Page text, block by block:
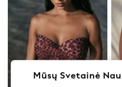
Shorts
Joggers
adidas
Nike
All Girls Schoolwear
Shoes
Dresses
Skirts
Mūsų Svetainė